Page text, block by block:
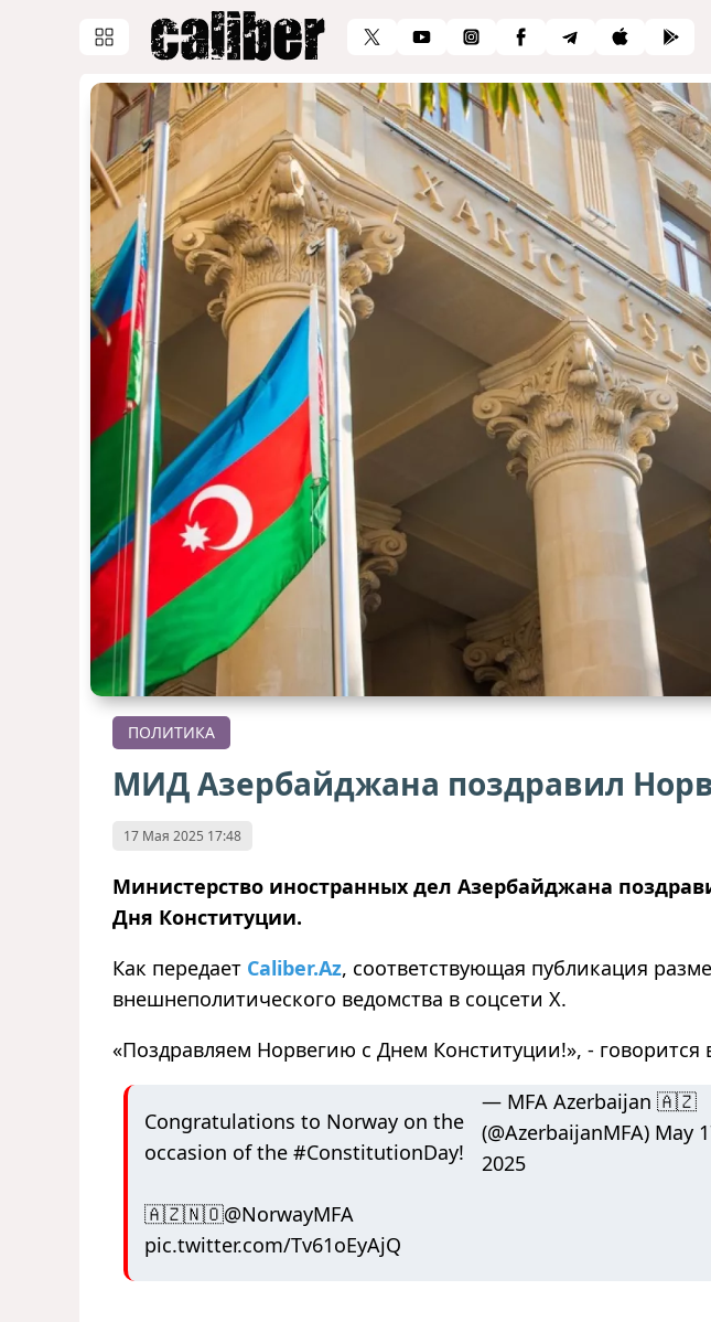
ПОЛИТИКА
МИД Азербайджана поздравил
17 Мая 2025 17:48
Министерство иностранных дел Азербайджана
Дня Конституции.
Как передает Caliber.Az, соответствующая публикация
внешнеполитического ведомства в соцсети Х.
«Поздравляем Норвегию с Днем Конституции!», - говорится
Congratulations to Norway on the
occasion of the #ConstitutionDay!
🇦🇿🇳🇴@NorwayMFA
pic.twitter.com/Tv61oEyAjQ
— MFA Azerbaijan 🇦🇿
(@AzerbaijanMFA) May
2025